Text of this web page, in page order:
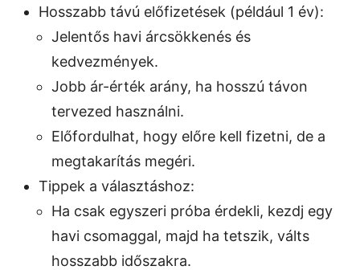
Hosszabb távú előfizetések (például 1 év):
Jelentős havi árcsökkenés és
kedvezmények.
Jobb ár-érték arány, ha hosszú távon
tervezed használni.
Előfordulhat, hogy előre kell fizetni, de a
megtakarítás megéri.
Tippek a választáshoz:
Ha csak egyszeri próba érdekli, kezdj egy
havi csomaggal, majd ha tetszik, válts
hosszabb időszakra.